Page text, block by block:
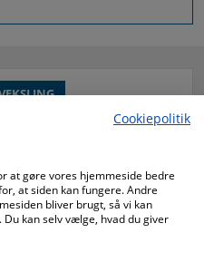
Cookiepolitik
at gøre vores hjemmeside bedre
at siden kan fungere. Andre
bliver brugt, så vi kan
kan selv vælge, hvad du giver
kl. 19.00-21.00.
Gade 9, 8000 Århus.